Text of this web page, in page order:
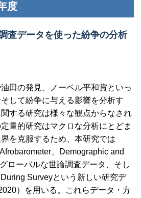
度
査データを使った紛争の分析
田の発見、ノーベル平和賞といっ
して紛争に与える影響を分析す
する研究は様々な観点からなされ
量的研究はマクロな分析にとどま
を克服するため、本研究では
Afrobarometer、Demographic and
ローバルな世論調査データ、そし
Surveyという新しい研究デ
）を用いる。これらデータ・方